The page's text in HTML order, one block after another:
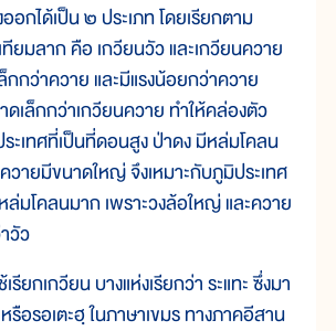
ได้เป็น ๒ ประเภท โดยเรียกตาม
ทียมลาก คือ เกวียนวัว และเกวียนควาย
กกว่าควาย และมีแรงน้อยกว่าควาย
ดเล็กกว่าเกวียนควาย ทำให้คล่องตัว
ระเทศที่เป็นที่ดอนสูง ป่าดง มีหล่มโคลน
ายมีขนาดใหญ่ จึงเหมาะกับภูมิประเทศ
มโคลนมาก เพราะวงล้อใหญ่ และควาย
วัว
เกวียน บางแห่งเรียกว่า ระแทะ ซึ่งมา
รือรอเตะฮฺ ในภาษาเขมร ทางภาคอีสาน